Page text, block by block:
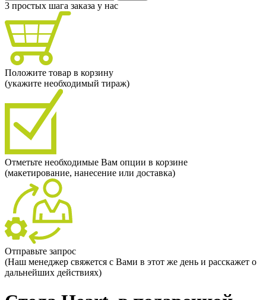
3 простых шага заказа у нас
Положите товар в корзину
(укажите необходимый тираж)
Отметьте необходимые Вам опции в корзине
(макетирование, нанесение или доставка)
Отправьте запрос
(Наш менеджер свяжется с Вами в этот же день и расскажет о
дальнейших действиях)